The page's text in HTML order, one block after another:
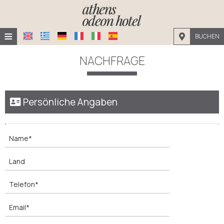
≡ BUCHEN
UNTERKUNFT
EINRICHTUNGEN
GALERIE
NACHFRAGE
NACHFRAGE
Persönliche Angaben